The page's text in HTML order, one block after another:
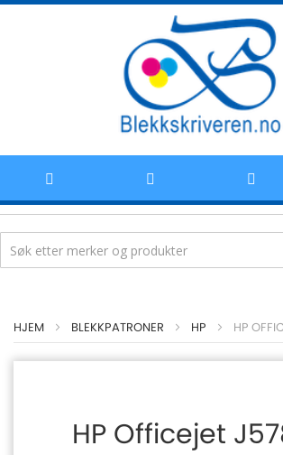
til
HJEM BLEKKPATRONER HP HP
HP Officejet